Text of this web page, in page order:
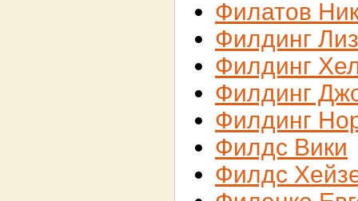
Филатов
Филдинг Лиз
Филдинг
Филдинг
Филдинг
Филдс Вики
Филдс